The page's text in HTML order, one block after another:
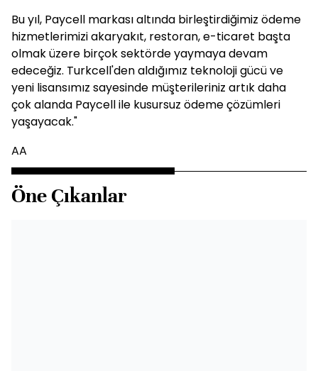
Bu yıl, Paycell markası altında birleştirdiğimiz ödeme
hizmetlerimizi akaryakıt, restoran, e-ticaret başta
olmak üzere birçok sektörde yaymaya devam
edeceğiz. Turkcell'den aldığımız teknoloji gücü ve
yeni lisansımız sayesinde müşterileriniz artık daha
çok alanda Paycell ile kusursuz ödeme çözümleri
yaşayacak."
AA
Öne Çıkanlar